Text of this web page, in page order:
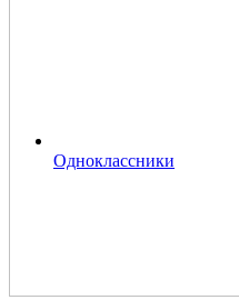
Одноклассники